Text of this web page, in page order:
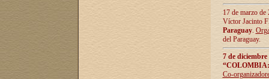
17 de marzo
Víctor Jacinto
Paraguay.
del Paraguay.
7 de
Co-